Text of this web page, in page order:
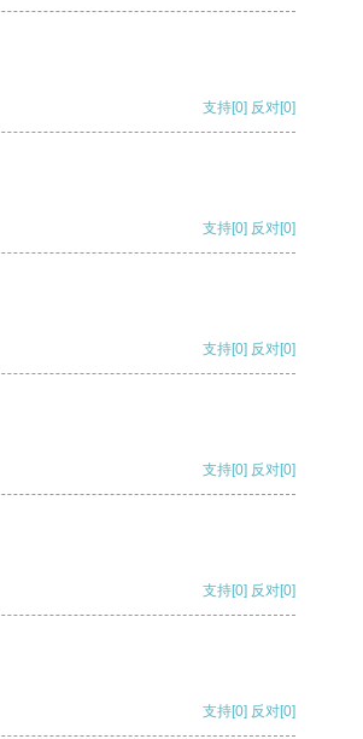
支持[0] 反对[0]
支持[0] 反对[0]
支持[0] 反对[0]
支持[0] 反对[0]
支持[0] 反对[0]
支持[0] 反对[0]